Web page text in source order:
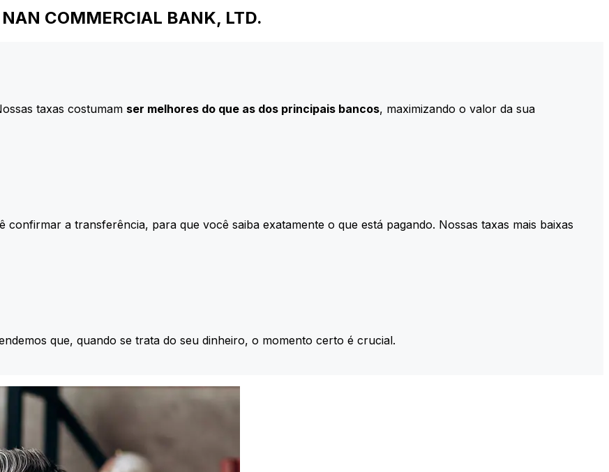
COMMERCIAL BANK, LTD.
taxas costumam ser melhores do que as dos principais bancos, maximizando o valor da sua
confirmar a transferência, para que você saiba exatamente o que está pagando. Nossas taxas mais baixas
que, quando se trata do seu dinheiro, o momento certo é crucial.